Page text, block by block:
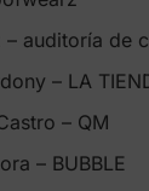
– auditoría de
– LA
– QM
– BUBBLE